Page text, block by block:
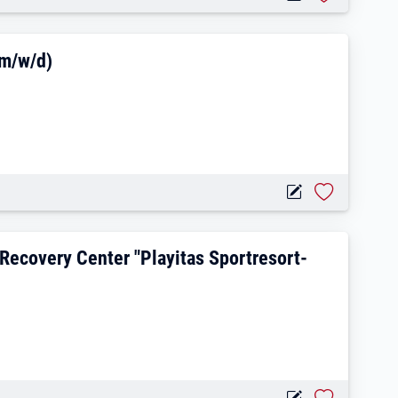
/ E-Bike (m/w/d)
w/d)
Alegria Health & Recovery Center
Center "Playitas Sportresort-